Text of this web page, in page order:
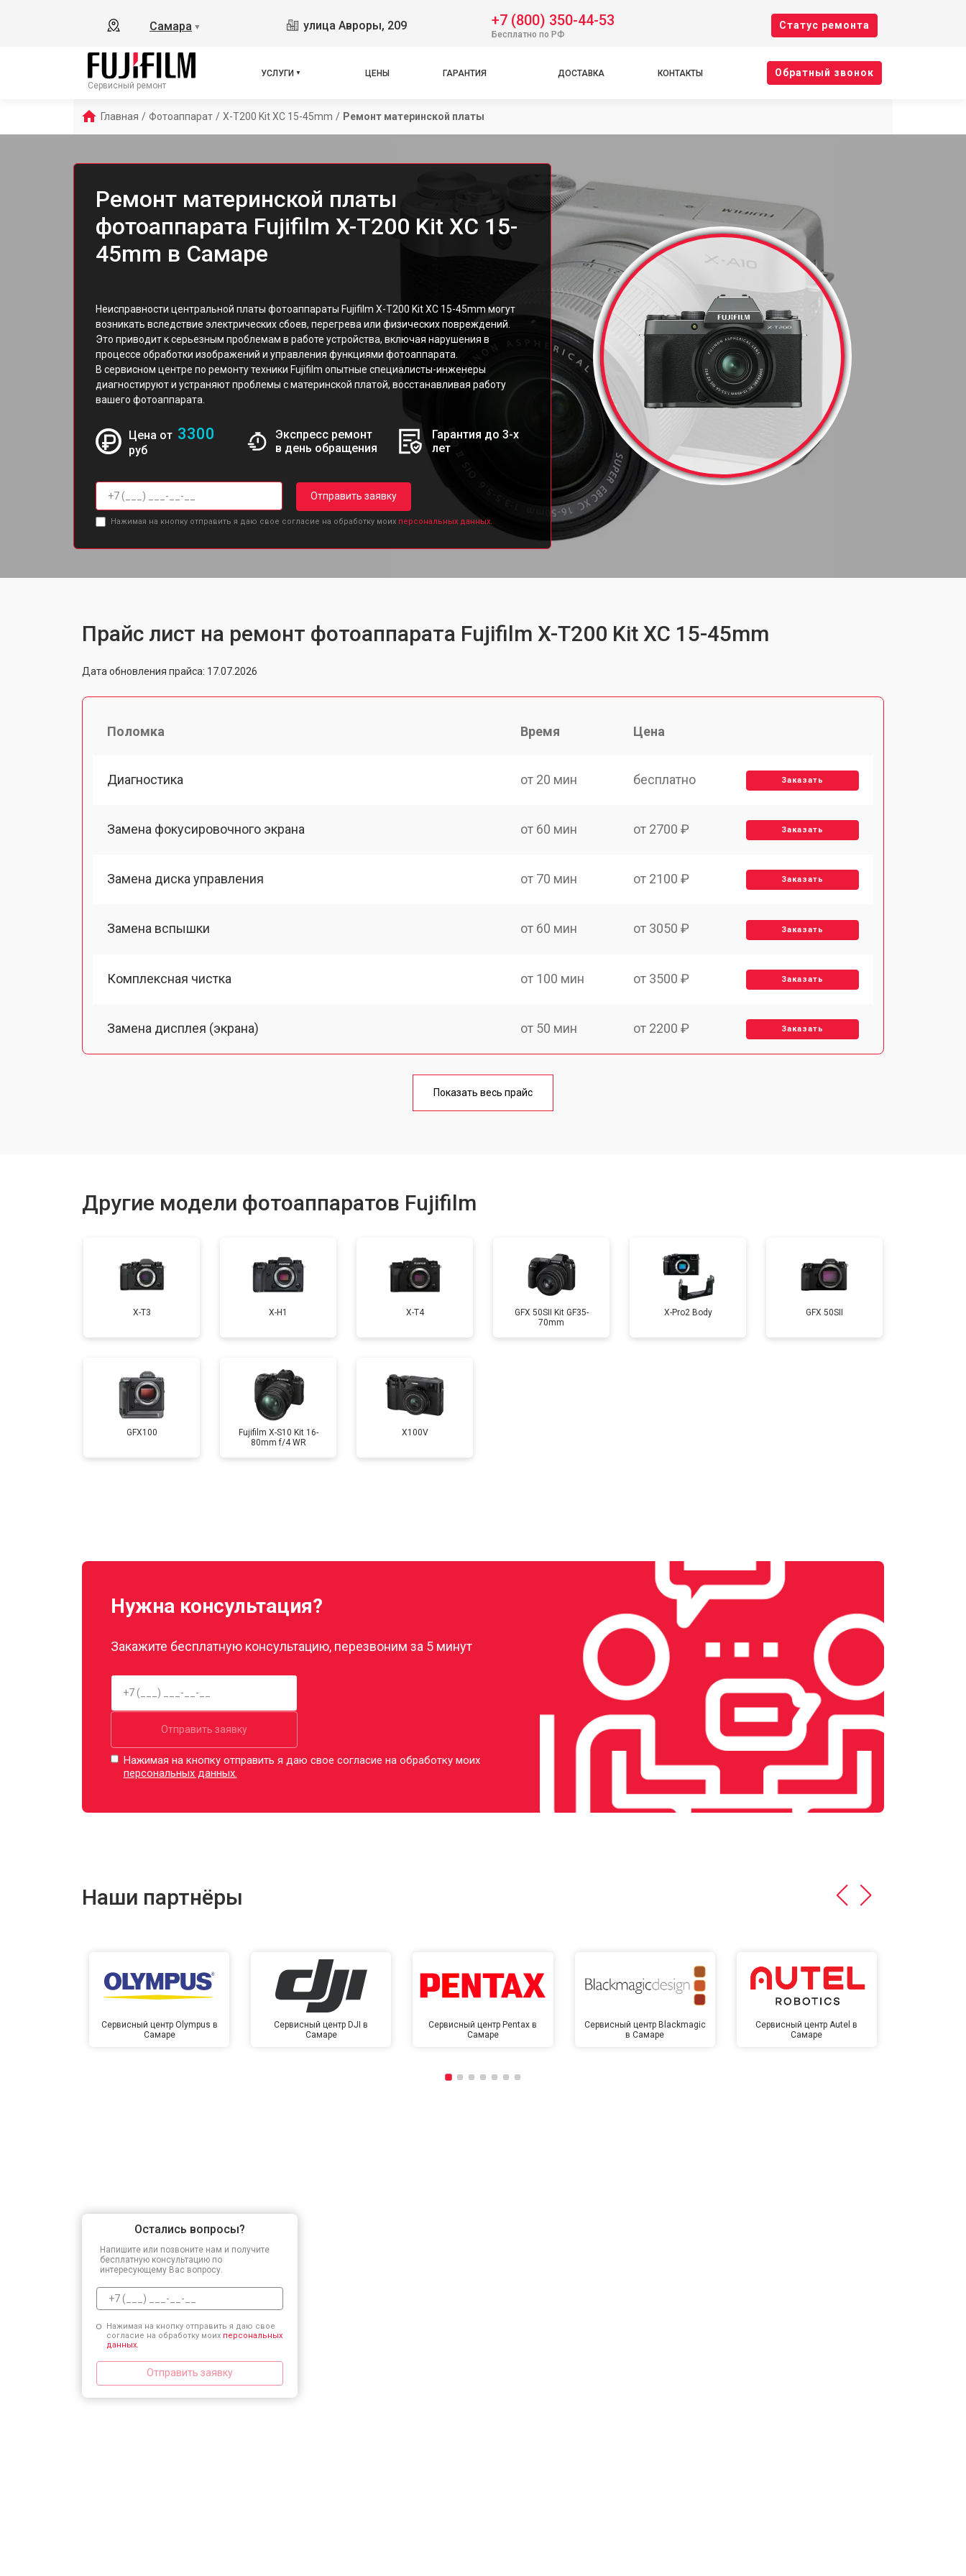
Самара ▼ улица Авроры, 209 +7 (800) 350-44-53
Бесплатно по РФ
Cтатус ремонта
Сервисный ремонт
УСЛУГИ ЦЕНЫ ГАРАНТИЯ ДОСТАВКА КОНТАКТЫ Oбратный звонок
Главная / Фотоаппарат / X-T200 Kit XC 15-45mm / Ремонт материнской платы
Ремонт материнской платы
фотоаппарата Fujifilm X-T200 Kit XC 15-
45mm в Самаре
Неисправности центральной платы фотоаппараты Fujifilm X-T200 Kit XC 15-45mm могут
возникать вследствие электрических сбоев, перегрева или физических повреждений.
Это приводит к серьезным проблемам в работе устройства, включая нарушения в
процессе обработки изображений и управления функциями фотоаппарата.
В сервисном центре по ремонту техники Fujifilm опытные специалисты-инженеры
диагностируют и устраняют проблемы с материнской платой, восстанавливая работу
вашего фотоаппарата.
Цена от 3300
руб
Экспресс ремонт
в день обращения
Гарантия до 3-х
лет
Отправить заявку
Нажимая на кнопку отправить я даю свое согласие на обработку моих персональных данных.
Прайс лист на ремонт фотоаппарата Fujifilm X-T200 Kit XC 15-45mm
Дата обновления прайса: 17.07.2026
Поломка Время Цена
Диагностика от 20 мин бесплатно Заказать
Замена фокусировочного экрана от 60 мин от 2700 ₽ Заказать
Замена диска управления от 70 мин от 2100 ₽ Заказать
Замена вспышки от 60 мин от 3050 ₽ Заказать
Комплексная чистка от 100 мин от 3500 ₽ Заказать
Замена дисплея (экрана) от 50 мин от 2200 ₽ Заказать
от 80 мин
Замена затвора от 80 мин от 2300 ₽ Заказать
от 70 мин
Чистка матрицы
Показать весь прайс
Другие модели фотоаппаратов Fujifilm
X-T3 X-H1 X-T4
GFX 50SII Kit GF35-
70mm
X-Pro2 Body GFX 50SII
GFX100
Fujifilm X-S10 Kit 16-
80mm f/4 WR
X100V
Нужна консультация?
Закажите бесплатную консультацию, перезвоним за 5 минут
Отправить заявку
Нажимая на кнопку отправить я даю свое согласие на обработку моих
персональных данных.
Наши партнёры
Сервисный центр Olympus в
Самаре
Сервисный центр DJI в
Самаре
Сервисный центр Pentax в
Самаре
Сервисный центр Blackmagic
в Самаре
Сервисный центр Autel в
Самаре
Остались вопросы?
Напишите или позвоните нам и получите
бесплатную консультацию по
интересующему Вас вопросу.
Нажимая на кнопку отправить я даю свое
согласие на обработку моих персональных
данных.
Отправить заявку